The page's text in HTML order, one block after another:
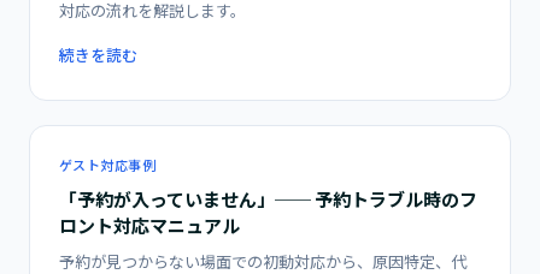
対応の流れを解説します。
続きを読む
ゲスト対応事例
「予約が入っていません」── 予約トラブル時のフ
ロント対応マニュアル
予約が見つからない場面での初動対応から、原因特定、代